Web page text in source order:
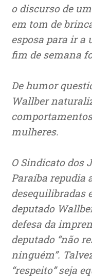
o discurso de
em tom de
esposa para ir a
fim de semana
De humor
Wallber
mulheres.
O Sindicato dos
Paraíba repudia
desequilibradas
deputado
defesa da
deputado “não
ninguém”.
“respeito” seja